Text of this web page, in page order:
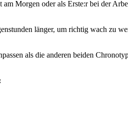
Morgen oder als Erste:r bei der
länger, um richtig wach zu
als die anderen beiden